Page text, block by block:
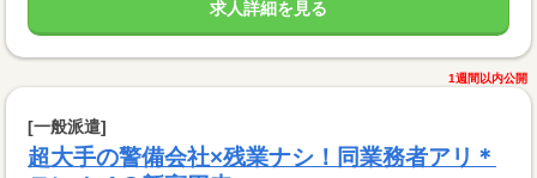
求人詳細を見る
1週間以内公開
[一般派遣]
超大手の警備会社×残業ナシ！同業務者アリ＊